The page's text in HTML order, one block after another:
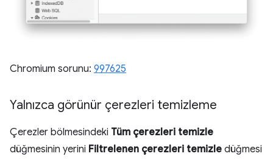
Chromium sorunu: 997625
Yalnızca görünür çerezleri temizleme
Çerezler bölmesindeki Tüm çerezleri temizle
düğmesinin yerini Filtrelenen çerezleri temizle düğmesi